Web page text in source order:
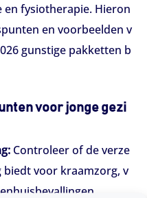
fysiotherapie. Hieron
en voorbeelden v
gunstige pakketten b
voor jonge gezi
Controleer of de verze
voor kraamzorg, v